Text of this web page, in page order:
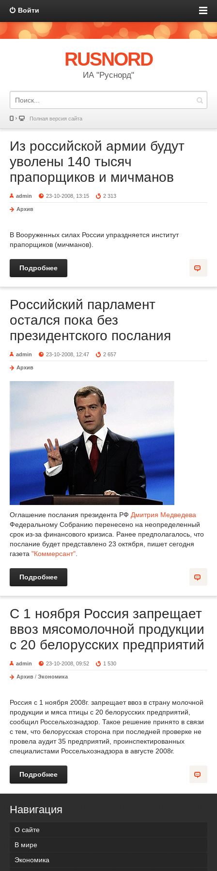
Войти
RUSNORD
ИА "Руснорд"
Полная версия сайта
Из российской армии будут
уволены 140 тысяч
прапорщиков и мичманов
admin 23-10-2008, 13:15 2 313
Архив
В Вооруженных силах России упраздняется институт
прапорщиков (мичманов).
Подробнее
Российский парламент
остался пока без
президентского послания
admin 23-10-2008, 12:47 2 657
Архив
Оглашение послания президента РФ Дмитрия Медведева
Федеральному Собранию перенесено на неопределенный
срок из-за финансового кризиса. Ранее предполагалось, что
послание будет представлено 23 октября, пишет сегодня
газета "Коммерсант"
Подробнее
С 1 ноября Россия запрещает
ввоз мясомолочной продукции
с 20 белорусских предприятий
admin 23-10-2008, 09:52 1 530
Архив / Экономика
Россия с 1 ноября 2008г. запрещает ввоз в страну молочной
продукции и мяса птицы с 20 белорусских предприятий,
сообщил Россельхознадзор. Такое решение принято в связи
с тем, что белорусская сторона при последней проверке не
провела аудит 35 предприятий, проинспектированных
специалистами Россельхознадзора в августе 2008г.
Подробнее
Навигация
О сайте
В мире
Экономика